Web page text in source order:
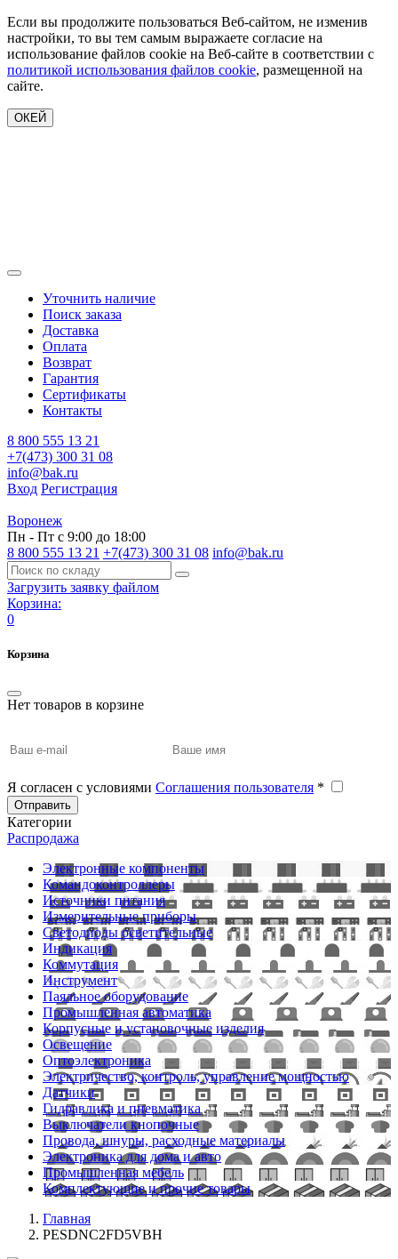
Если вы продолжите пользоваться Веб-сайтом, не изменив
настройки, то вы тем самым выражаете согласие на
использование файлов cookie на Веб-сайте в соответствии с
политикой использования файлов cookie, размещенной на
сайте.
ОКЕЙ
Уточнить наличие
Поиск заказа
Доставка
Оплата
Возврат
Гарантия
Сертификаты
Контакты
8 800 555 13 21
+7(473) 300 31 08
info@bak.ru
Вход Регистрация
Воронеж
Пн - Пт с 9:00 до 18:00
8 800 555 13 21 +7(473) 300 31 08 info@bak.ru
Загрузить заявку файлом
Корзина:
0
Корзина
Нет товаров в корзине
Я согласен с условиями Соглашения пользователя *
Отправить
Категории
Распродажа
Электронные компоненты
Командоконтроллеры
Источники питания
Измерительные приборы
Светодиоды осветительные
Индикация
Коммутация
Инструмент
Паяльное оборудование
Промышленная автоматика
Корпусные и установочные изделия
Освещение
Оптоэлектроника
Электричество, контроль, управление мощностью
Датчики
Гидравлика и пневматика
Выключатели кнопочные
Провода, шнуры, расходные материалы
Электроника для дома и авто
Промышленная мебель
Комплектующие и прочие товары
Главная
PESDNC2FD5VBH